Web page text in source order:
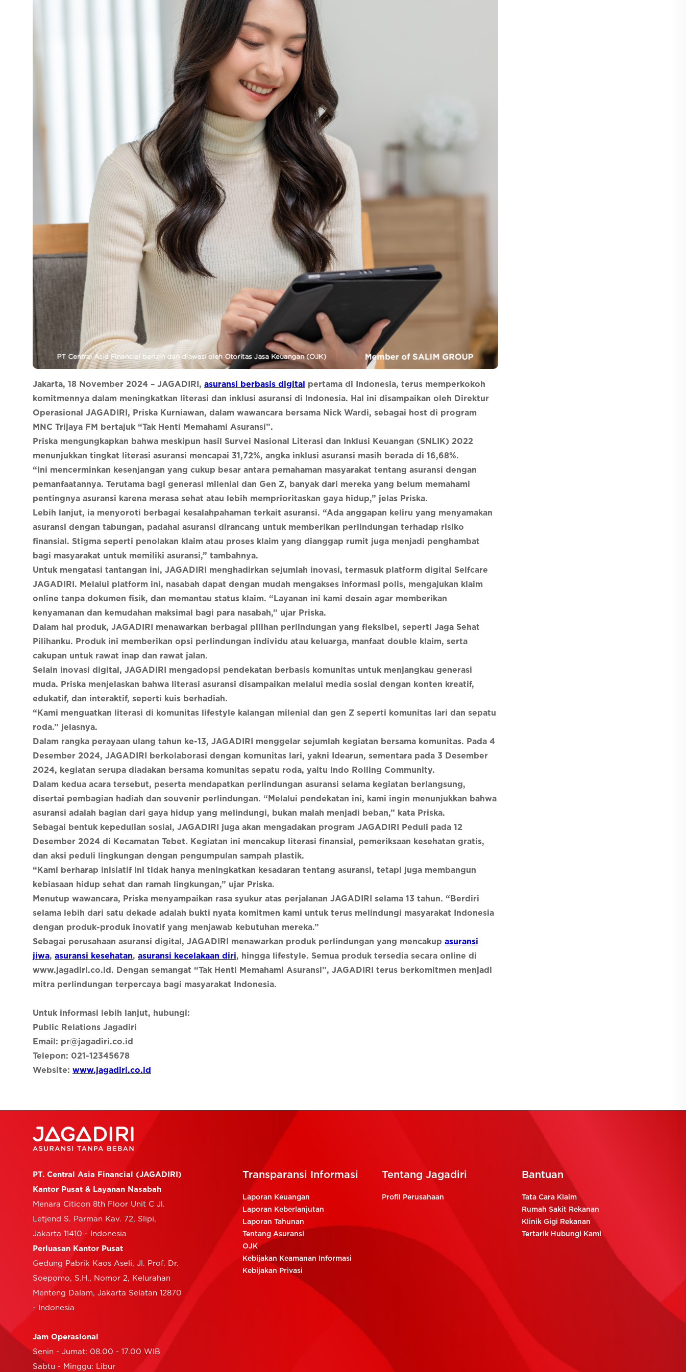
Jakarta, 18 November 2024 – JAGADIRI, asuransi berbasis digital
pertama di Indonesia, terus memperkokoh
komitmennya dalam meningkatkan literasi dan inklusi asuransi di Indonesia. Hal ini disampaikan oleh Direktur
Operasional JAGADIRI, Priska Kurniawan, dalam wawancara bersama Nick Wardi, sebagai host di program
MNC Trijaya FM bertajuk “Tak Henti Memahami Asuransi”.
Priska mengungkapkan bahwa meskipun hasil Survei Nasional Literasi dan Inklusi Keuangan (SNLIK) 2022
menunjukkan tingkat literasi asuransi mencapai 31,72%, angka inklusi asuransi masih berada di 16,68%.
“Ini mencerminkan kesenjangan yang cukup besar antara pemahaman masyarakat tentang asuransi dengan
pemanfaatannya. Terutama bagi generasi milenial dan Gen Z, banyak dari mereka yang belum memahami
pentingnya asuransi karena merasa sehat atau lebih memprioritaskan gaya hidup,” jelas Priska.
Lebih lanjut, ia menyoroti berbagai kesalahpahaman terkait asuransi. “Ada anggapan keliru yang menyamakan
asuransi dengan tabungan, padahal asuransi dirancang untuk memberikan perlindungan terhadap risiko
finansial. Stigma seperti penolakan klaim atau proses klaim yang dianggap rumit juga menjadi penghambat
bagi masyarakat untuk memiliki asuransi,” tambahnya.
Untuk mengatasi tantangan ini, JAGADIRI menghadirkan sejumlah inovasi, termasuk platform digital Selfcare
JAGADIRI. Melalui platform ini, nasabah dapat dengan mudah mengakses informasi polis, mengajukan klaim
online tanpa dokumen fisik, dan memantau status klaim. “Layanan ini kami desain agar memberikan
kenyamanan dan kemudahan maksimal bagi para nasabah,” ujar Priska.
Dalam hal produk, JAGADIRI menawarkan berbagai pilihan perlindungan yang fleksibel, seperti Jaga Sehat
Pilihanku. Produk ini memberikan opsi perlindungan individu atau keluarga, manfaat double klaim, serta
cakupan untuk rawat inap dan rawat jalan.
Selain inovasi digital, JAGADIRI mengadopsi pendekatan berbasis komunitas untuk menjangkau generasi
muda. Priska menjelaskan bahwa literasi asuransi disampaikan melalui media sosial dengan konten kreatif,
edukatif, dan interaktif, seperti kuis berhadiah.
“Kami menguatkan literasi di komunitas lifestyle kalangan milenial dan gen Z seperti komunitas lari dan sepatu
roda.” jelasnya.
Dalam rangka perayaan ulang tahun ke-13, JAGADIRI menggelar sejumlah kegiatan bersama komunitas. Pada 4
Desember 2024, JAGADIRI berkolaborasi dengan komunitas lari, yakni Idearun, sementara pada 3 Desember
2024, kegiatan serupa diadakan bersama komunitas sepatu roda, yaitu Indo Rolling Community.
Dalam kedua acara tersebut, peserta mendapatkan perlindungan asuransi selama kegiatan berlangsung,
disertai pembagian hadiah dan souvenir perlindungan. “Melalui pendekatan ini, kami ingin menunjukkan bahwa
asuransi adalah bagian dari gaya hidup yang melindungi, bukan malah menjadi beban,” kata Priska.
Sebagai bentuk kepedulian sosial, JAGADIRI juga akan mengadakan program JAGADIRI Peduli pada 12
Desember 2024 di Kecamatan Tebet. Kegiatan ini mencakup literasi finansial, pemeriksaan kesehatan gratis,
dan aksi peduli lingkungan dengan pengumpulan sampah plastik.
“Kami berharap inisiatif ini tidak hanya meningkatkan kesadaran tentang asuransi, tetapi juga membangun
kebiasaan hidup sehat dan ramah lingkungan,” ujar Priska.
Menutup wawancara, Priska menyampaikan rasa syukur atas perjalanan JAGADIRI selama 13 tahun. “Berdiri
selama lebih dari satu dekade adalah bukti nyata komitmen kami untuk terus melindungi masyarakat Indonesia
dengan produk-produk inovatif yang menjawab kebutuhan mereka.”
Sebagai perusahaan asuransi digital, JAGADIRI menawarkan produk perlindungan yang mencakup asuransi
jiwa, asuransi kesehatan, asuransi kecelakaan diri, hingga lifestyle. Semua produk tersedia secara online di
www.jagadiri.co.id. Dengan semangat “Tak Henti Memahami Asuransi”, JAGADIRI terus berkomitmen menjadi
mitra perlindungan terpercaya bagi masyarakat Indonesia.
Untuk informasi lebih lanjut, hubungi:
Public Relations Jagadiri
Email: pr@jagadiri.co.id
Telepon: 021-12345678
Website: www.jagadiri.co.id
PT. Central Asia Financial (JAGADIRI)
Kantor Pusat & Layanan Nasabah
Menara Citicon 8th Floor Unit C Jl.
Letjend S. Parman Kav. 72, Slipi,
Jakarta 11410 - Indonesia
Perluasan Kantor Pusat
Gedung Pabrik Kaos Aseli, Jl. Prof. Dr.
Soepomo, S.H., Nomor 2, Kelurahan
Menteng Dalam, Jakarta Selatan 12870
- Indonesia
Jam Operasional
Senin - Jumat: 08.00 - 17.00 WIB
Sabtu - Minggu: Libur
Transparansi Informasi
Laporan Keuangan
Laporan Keberlanjutan
Laporan Tahunan
Tentang Asuransi
OJK
Kebijakan Keamanan Informasi
Kebijakan Privasi
Tentang Jagadiri
Profil Perusahaan
Bantuan
Tata Cara Klaim
Rumah Sakit Rekanan
Klinik Gigi Rekanan
Tertarik Hubungi Kami